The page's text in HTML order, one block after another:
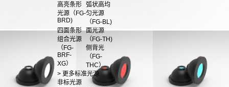
高亮条形
光源（FG-
BRD)
弧状高均
匀光源
（FG-BL)
四面条形
组合光源
（FG-
BRF-
XG）
面光源
（FG-TH)
侧背光
（FG-
THC）
> 更多标准光源
非标光源